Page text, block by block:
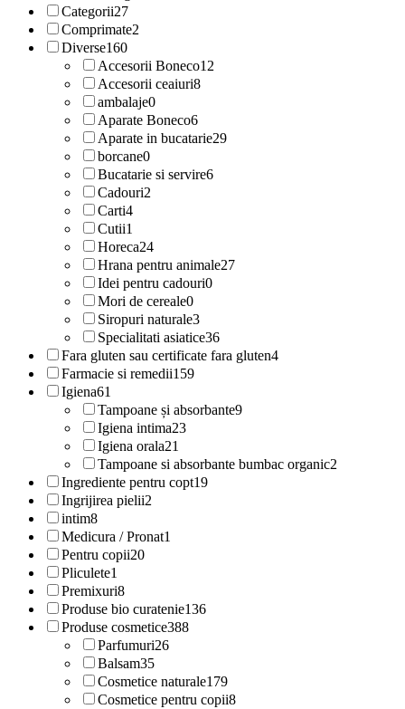
Categorii27
Comprimate2
Diverse160
Accesorii Boneco12
Accesorii ceaiuri8
ambalaje0
Aparate Boneco6
Aparate in bucatarie29
borcane0
Bucatarie si servire6
Cadouri2
Carti4
Cutii1
Horeca24
Hrana pentru animale27
Idei pentru cadouri0
Mori de cereale0
Siropuri naturale3
Specialitati asiatice36
Fara gluten sau certificate fara gluten4
Farmacie si remedii159
Igiena61
Tampoane și absorbante9
Igiena intima23
Igiena orala21
Tampoane si absorbante bumbac organic2
Ingrediente pentru copt19
Ingrijirea pielii2
intim8
Medicura / Pronat1
Pentru copii20
Pliculete1
Premixuri8
Produse bio curatenie136
Produse cosmetice388
Parfumuri26
Balsam35
Cosmetice naturale179
Cosmetice pentru copii8